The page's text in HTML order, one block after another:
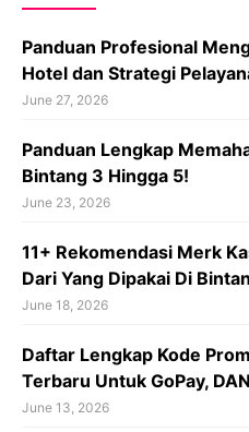
Panduan Profesional
Hotel dan Strategi
June 27, 2026
Panduan Lengkap
Bintang 3 Hingga 5!
June 23, 2026
11+ Rekomendasi Merk
Dari Yang Dipakai Di
June 18, 2026
Daftar Lengkap Kode
Terbaru Untuk GoPay,
June 13, 2026